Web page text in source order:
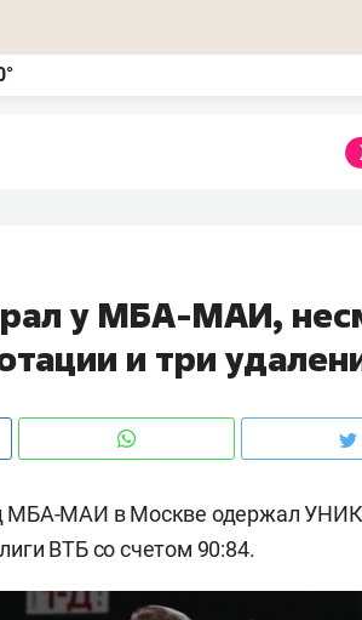
у МБА-МАИ,
и три
МБА-МАИ в Москве одержал
ВТБ со счетом 90:84.